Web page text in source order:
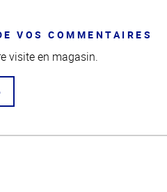
VOS COMMENTAIRES
visite en magasin.